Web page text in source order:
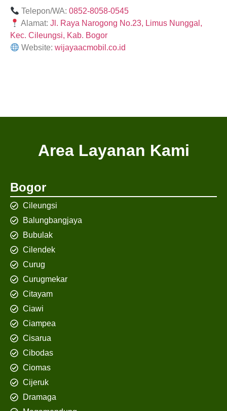
Telepon/WA:0852-8058-0545
Alamat:Jl. Raya Narogong No.23, Limus Nunggal,
Kec. Cileungsi, Kab. Bogor
Website:wijayaacmobil.co.id
Area Layanan Kami
Bogor
Cileungsi
Balungbangjaya
Bubulak
Cilendek
Curug
Curugmekar
Citayam
Ciawi
Ciampea
Cisarua
Cibodas
Ciomas
Cijeruk
Dramaga